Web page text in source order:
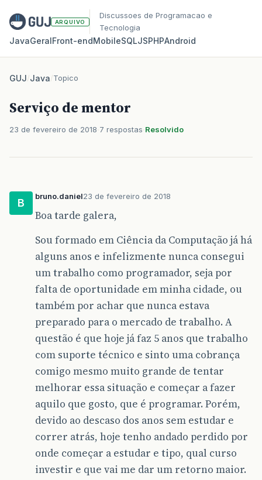
ARQUIVO
Discussoes de Programacao e
Tecnologia
JavaGeralFront‑endMobileSQLJSPHPAndroid
GUJ/Java/Topico
Serviço de mentor
23 de fevereiro de 2018 7 respostas Resolvido
B
bruno.daniel23 de fevereiro de 2018
Boa tarde galera,
Sou formado em Ciência da Computação já há
alguns anos e infelizmente nunca consegui
um trabalho como programador, seja por
falta de oportunidade em minha cidade, ou
também por achar que nunca estava
preparado para o mercado de trabalho. A
questão é que hoje já faz 5 anos que trabalho
com suporte técnico e sinto uma cobrança
comigo mesmo muito grande de tentar
melhorar essa situação e começar a fazer
aquilo que gosto, que é programar. Porém,
devido ao descaso dos anos sem estudar e
correr atrás, hoje tenho andado perdido por
onde começar a estudar e tipo, qual curso
investir e que vai me dar um retorno maior.